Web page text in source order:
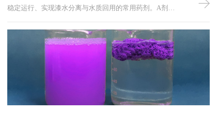
稳定运行、实现漆水分离与水质回用的常用药剂。A剂
（分解剂）主要负责破坏过喷油漆的黏性结构，使其失
粘；B剂（絮凝剂）则将失粘的漆渣颗粒桥联、包裹，形
成易于打捞的上浮絮团。二者协同作用，搭配使用。然
而，在实际运行中，A剂与B剂的投加比例时常出现失
调，导致漆渣无法有效凝聚、水质浑浊、管道堵塞等问
题。深入分析其成因并采取有效控制措施，对保障喷漆
房稳定生产至